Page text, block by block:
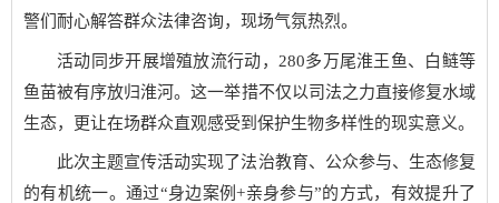
警们耐心解答群众法律咨询，现场气氛热烈。
活动同步开展增殖放流行动，280多万尾淮王鱼、白鲢等
鱼苗被有序放归淮河。这一举措不仅以司法之力直接修复水域
生态，更让在场群众直观感受到保护生物多样性的现实意义。
此次主题宣传活动实现了法治教育、公众参与、生态修复
的有机统一。通过“身边案例+亲身参与”的方式，有效提升了